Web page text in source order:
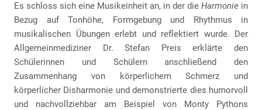
Es schloss sich eine Musikeinheit an, in der die Harmonie in
Bezug auf Tonhöhe, Formgebung und Rhythmus in
musikalischen Übungen erlebt und reflektiert wurde. Der
Allgemeinmediziner Dr. Stefan Preis erklärte den
Schülerinnen und Schülern anschließend den
Zusammenhang von körperlichem Schmerz und
körperlicher Disharmonie und demonstrierte dies humorvoll
und nachvollziehbar am Beispiel von Monty Pythons